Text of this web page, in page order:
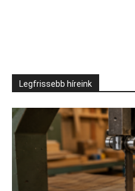
Legfrissebb híreink